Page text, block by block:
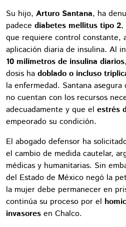
Su hijo, Arturo Santana, ha
padece diabetes mellitus tipo 2,
que requiere control constante,
aplicación diaria de insulina. Al
10 milímetros de insulina diarios
dosis ha doblado o incluso
la enfermedad. Santana
no cuentan con los recursos
adecuadamente y que el estrés
empeorado su condición.
El abogado defensor ha
el cambio de medida cautelar,
médicas y humanitarias. Sin
del Estado de México negó la
la mujer debe permanecer en
continúa su proceso por el
invasores en Chalco.